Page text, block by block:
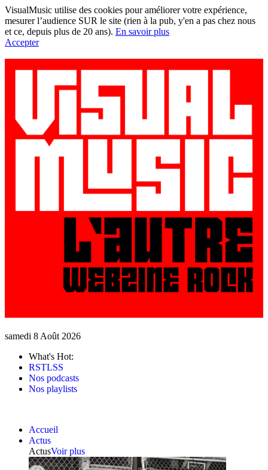
VisualMusic utilise des cookies pour améliorer votre expérience,
mesurer l’audience SUR le site (rien à la pub, y'en a pas chez nous
et ce, depuis plus de 20 ans). En savoir plus
Accepter
samedi 8 Août 2026
What's Hot:
RSTLSS
Nos podcasts
Nos playlists
Accueil
Actus
ActusVoir plus